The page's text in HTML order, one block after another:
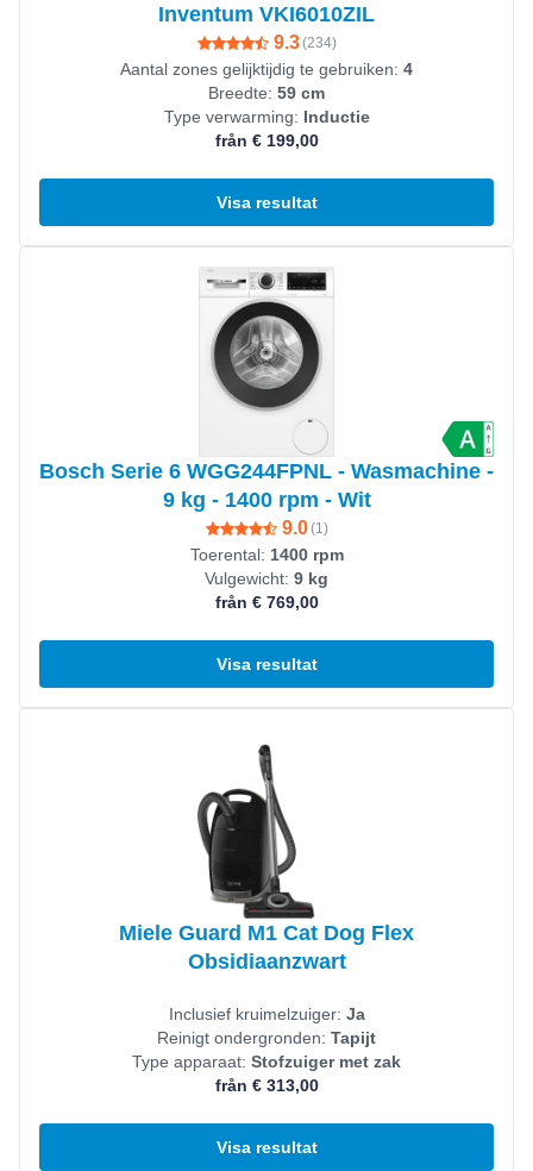
Inventum VKI6010ZIL
9.3(234)
Aantal zones gelijktijdig te gebruiken: 4
Breedte: 59 cm
Type verwarming: Inductie
från € 199,00
Visa resultat
Bosch Serie 6 WGG244FPNL - Wasmachine -
9 kg - 1400 rpm - Wit
9.0(1 )
Toerental: 1400 rpm
Vulgewicht: 9 kg
från € 769,00
Visa resultat
Miele Guard M1 Cat Dog Flex
Obsidiaanzwart
Inclusief kruimelzuiger: Ja
Reinigt ondergronden: Tapijt
Type apparaat: Stofzuiger met zak
från € 313,00
Visa resultat